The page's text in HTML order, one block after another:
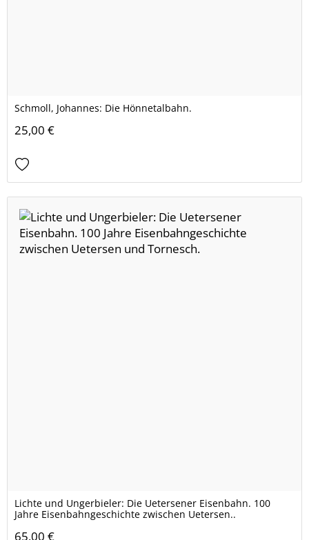
Schmoll, Johannes: Die Hönnetalbahn.
25,00 €
Lichte und Ungerbieler: Die Uetersener Eisenbahn. 100
Jahre Eisenbahngeschichte zwischen Uetersen..
65,00 €